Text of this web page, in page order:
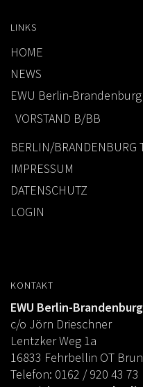
LINKS
HOME
NEWS
EWU Berlin-Brandenburg
VORSTAND B/BB
BERLIN/BRANDENBURG
IMPRESSUM
DATENSCHUTZ
LOGIN
KONTAKT
EWU Berlin-Brandenburg
c/o Jörn Drieschner
Lentzker Weg 1a
16833 Fehrbellin OT
Telefon: 0162 / 920 43 73